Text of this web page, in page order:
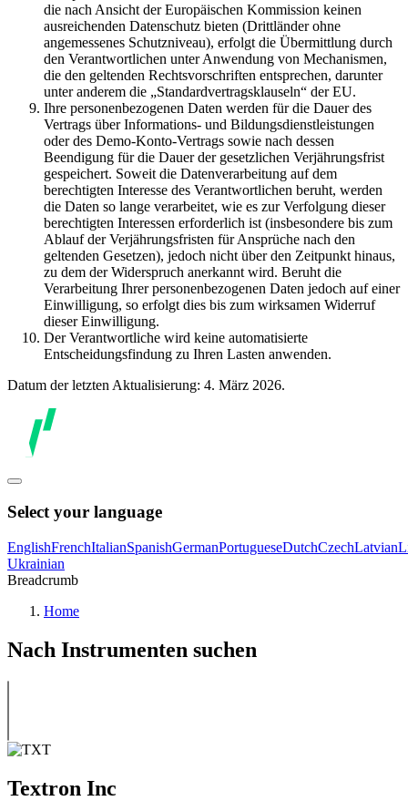
die nach Ansicht der Europäischen Kommission keinen
ausreichenden Datenschutz bieten (Drittländer ohne
angemessenes Schutzniveau), erfolgt die Übermittlung durch
den Verantwortlichen unter Anwendung von Mechanismen,
die den geltenden Rechtsvorschriften entsprechen, darunter
unter anderem die „Standardvertragsklauseln“ der EU.
Ihre personenbezogenen Daten werden für die Dauer des
Vertrags über Informations- und Bildungsdienstleistungen
oder des Demo-Konto-Vertrags sowie nach dessen
Beendigung für die Dauer der gesetzlichen Verjährungsfrist
gespeichert. Soweit die Datenverarbeitung auf dem
berechtigten Interesse des Verantwortlichen beruht, werden
die Daten so lange verarbeitet, wie es zur Verfolgung dieser
berechtigten Interessen erforderlich ist (insbesondere bis zum
Ablauf der Verjährungsfristen für Ansprüche nach den
geltenden Gesetzen), jedoch nicht über den Zeitpunkt hinaus,
zu dem der Widerspruch anerkannt wird. Beruht die
Verarbeitung Ihrer personenbezogenen Daten jedoch auf einer
Einwilligung, so erfolgt dies bis zum wirksamen Widerruf
dieser Einwilligung.
Der Verantwortliche wird keine automatisierte
Entscheidungsfindung zu Ihren Lasten anwenden.
Datum der letzten Aktualisierung: 4. März 2026.
Select your language
EnglishFrenchItalianSpanishGermanPortugueseDutchCzechLatvian
Ukrainian
Breadcrumb
Home
Nach Instrumenten suchen
Textron Inc